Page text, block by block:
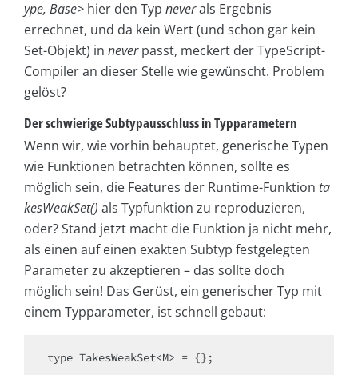
ype, Base> hier den Typ neverals Ergebnis
errechnet, und da kein Wert (und schon gar kein
Set-Objekt) in neverpasst, meckert der TypeScript-
Compiler an dieser Stelle wie gewünscht. Problem
gelöst?
Der schwierige Subtypausschluss in Typparametern
Wenn wir, wie vorhin behauptet, generische Typen
wie Funktionen betrachten können, sollte es
möglich sein, die Features der Runtime-Funktion ta
kesWeakSet() als Typfunktion zu reproduzieren,
oder? Stand jetzt macht die Funktion ja nicht mehr,
als einen auf einen exakten Subtyp festgelegten
Parameter zu akzeptieren – das sollte doch
möglich sein! Das Gerüst, ein generischer Typ mit
einem Typparameter, ist schnell gebaut: